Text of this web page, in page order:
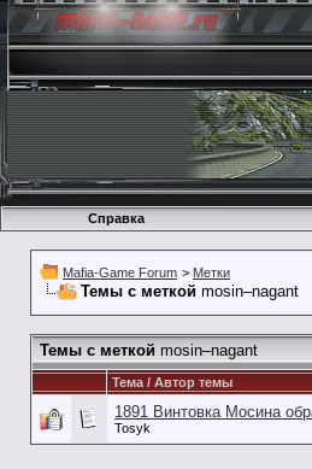
Справка
Mafia-Game Forum > Метки
Темы с меткой mosin–nagant
Темы с меткой mosin–nagant
Тема / Автор темы
1891 Винтовка Мосина
Tosyk